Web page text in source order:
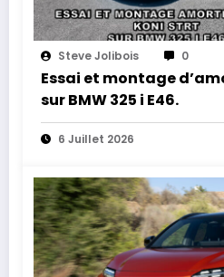
Steve Jolibois 0
Essai et montage
sur BMW 325 i E46.
6 Juillet 2026